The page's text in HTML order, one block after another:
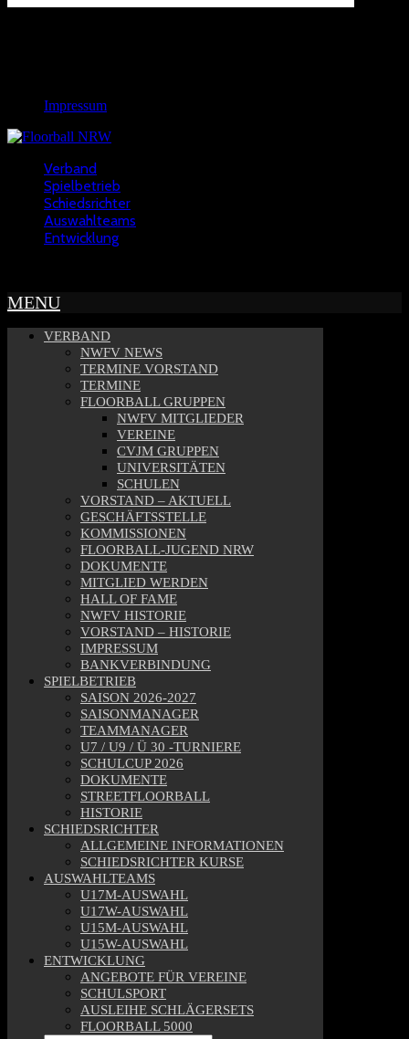
Impressum
Verband
Spielbetrieb
Schiedsrichter
Auswahlteams
Entwicklung
MENU
VERBAND
NWFV NEWS
TERMINE VORSTAND
TERMINE
FLOORBALL GRUPPEN
NWFV MITGLIEDER
VEREINE
CVJM GRUPPEN
UNIVERSITÄTEN
SCHULEN
VORSTAND – AKTUELL
GESCHÄFTSSTELLE
KOMMISSIONEN
FLOORBALL-JUGEND NRW
DOKUMENTE
MITGLIED WERDEN
HALL OF FAME
NWFV HISTORIE
VORSTAND – HISTORIE
IMPRESSUM
BANKVERBINDUNG
SPIELBETRIEB
SAISON 2026-2027
SAISONMANAGER
TEAMMANAGER
U7 / U9 / Ü 30 -TURNIERE
SCHULCUP 2026
DOKUMENTE
STREETFLOORBALL
HISTORIE
SCHIEDSRICHTER
ALLGEMEINE INFORMATIONEN
SCHIEDSRICHTER KURSE
AUSWAHLTEAMS
U17M-AUSWAHL
U17W-AUSWAHL
U15M-AUSWAHL
U15W-AUSWAHL
ENTWICKLUNG
ANGEBOTE FÜR VEREINE
SCHULSPORT
AUSLEIHE SCHLÄGERSETS
FLOORBALL 5000